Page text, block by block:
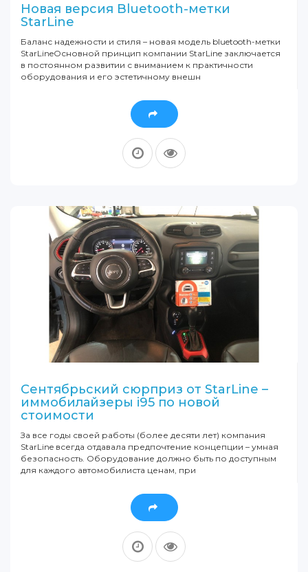
Новая версия Bluetooth-метки
StarLine
Баланс надежности и стиля – новая модель bluetooth-метки
StarLineОсновной принцип компании StarLine заключается
в постоянном развитии с вниманием к практичности
оборудования и его эстетичному внешн
Сентябрьский сюрприз от StarLine –
иммобилайзеры i95 по новой
стоимости
За все годы своей работы (более десяти лет) компания
StarLine всегда отдавала предпочтение концепции – умная
безопасность. Оборудование должно быть по доступным
для каждого автомобилиста ценам, при